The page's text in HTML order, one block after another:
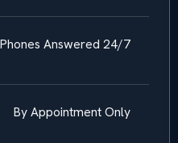
Phones Answered 24/7
By Appointment Only